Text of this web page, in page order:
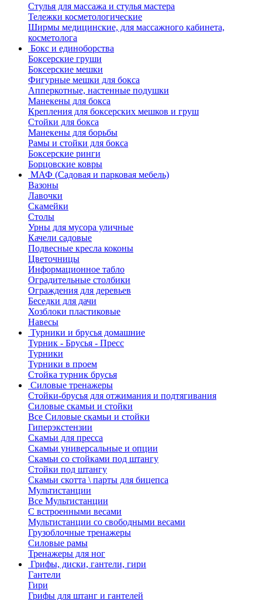
Стулья для массажа и стулья мастера
Тележки косметологические
Ширмы медицинские, для массажного кабинета,
косметолога
Бокс и единоборства
Боксерские груши
Боксерские мешки
Фигурные мешки для бокса
Апперкотные, настенные подушки
Манекены для бокса
Крепления для боксерских мешков и груш
Стойки для бокса
Манекены для борьбы
Рамы и стойки для бокса
Боксерские ринги
Борцовские ковры
МАФ (Садовая и парковая мебель)
Вазоны
Лавочки
Скамейки
Столы
Урны для мусора уличные
Качели садовые
Подвесные кресла коконы
Цветочницы
Информационное табло
Оградительные столбики
Ограждения для деревьев
Беседки для дачи
Хозблоки пластиковые
Навесы
Турники и брусья домашние
Турник - Брусья - Пресс
Турники
Турники в проем
Стойка турник брусья
Силовые тренажеры
Стойки-брусья для отжимания и подтягивания
Силовые скамьи и стойки
Все Силовые скамьи и стойки
Гиперэкстензии
Скамьи для пресса
Скамьи универсальные и опции
Скамьи со стойками под штангу
Стойки под штангу
Скамьи скотта \ парты для бицепса
Мультистанции
Все Мультистанции
С встроенными весами
Мультистанции со свободными весами
Грузоблочные тренажеры
Силовые рамы
Тренажеры для ног
Грифы, диски, гантели, гири
Гантели
Гири
Грифы для штанг и гантелей